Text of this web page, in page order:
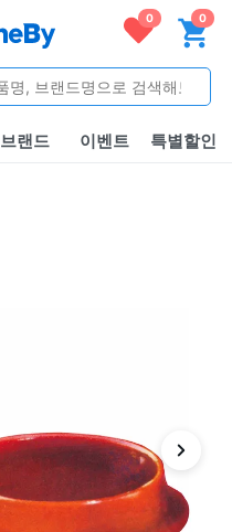
0 0
브랜드 이벤트 특별할인